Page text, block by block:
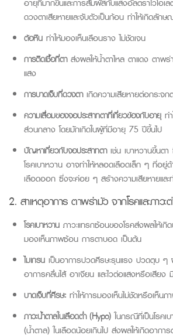
ดวงตาเสียหายและจับตัวเป็นก้อน ทำให้เกิดลักษ
ต้อหิน ทำให้มองเห็นเลือนราง ไม่ชัดเจน
การติดเชื้อที่ตาส่งผลให้น้ำตาไหล ตาแดง ตาพ
แสง
การบาดเจ็บที่ดวงตาเกิดความเสียหายต่อกระจก
ความเสื่อมของจอประสาทตาที่เกี่ยวข้องกับอายุ ท
ส่วนกลาง โดยมักเกิดในผู้ที่มีอายุ 75 ปีขึ้นไป
ปัญหาเกี่ยวกับจอประสาทตาเช่น เบาหวานขึ้นต
โรคเบาหวาน อาจทำให้หลอดเลือดเล็ก ๆ ที่อยู่
เลือดออก ซึ่งจะค่อย ๆ สร้างความเสียหายและ
2. สาเหตุอาการ ตาพร่ามัว จากโรคและภาวะ
โรคเบาหวาน ภาวะแทรกซ้อนของโรคส่งผลให้เ
มองเห็นภาพซ้อน การตาบอด เป็นต้น
ไมเกรน เป็นอาการปวดศีรษะรุนแรง ปวดตุบ ๆ
อาการคลื่นไส้ อาเจียน และไวต่อแสงหรือเสีย
บาดเจ็บที่ศีรษะ ทำให้การมองเห็นไม่ชัดหรือเห็น
ภาวะน้ำตาลในเลือดต่ำ (Hypo) ในกรณีที่เป็นโรคเ
(น้ำตาล) ในเลือดน้อยเกินไป ส่งผลให้เกิดอากา